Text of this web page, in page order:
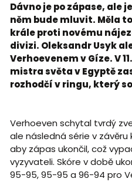
Dávno je po zápase, ale
něm bude mluvit. Měla
krále proti novému
divizi. Oleksandr Usyk
Verhoevenem v Gíze. V
mistra světa v Egyptě
rozhodčí v ringu, který
Verhoeven schytal tvrdý
ale následná série v
aby zápas ukončil, což
vyzyvateli. Skóre v době
95-95, 95-95 a 96-94 pro